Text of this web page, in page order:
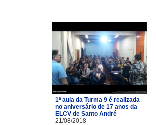
1ª aula da Turma 9 é realizada
no aniversário de 17 anos da
ELCV de Santo André
21/08/2018